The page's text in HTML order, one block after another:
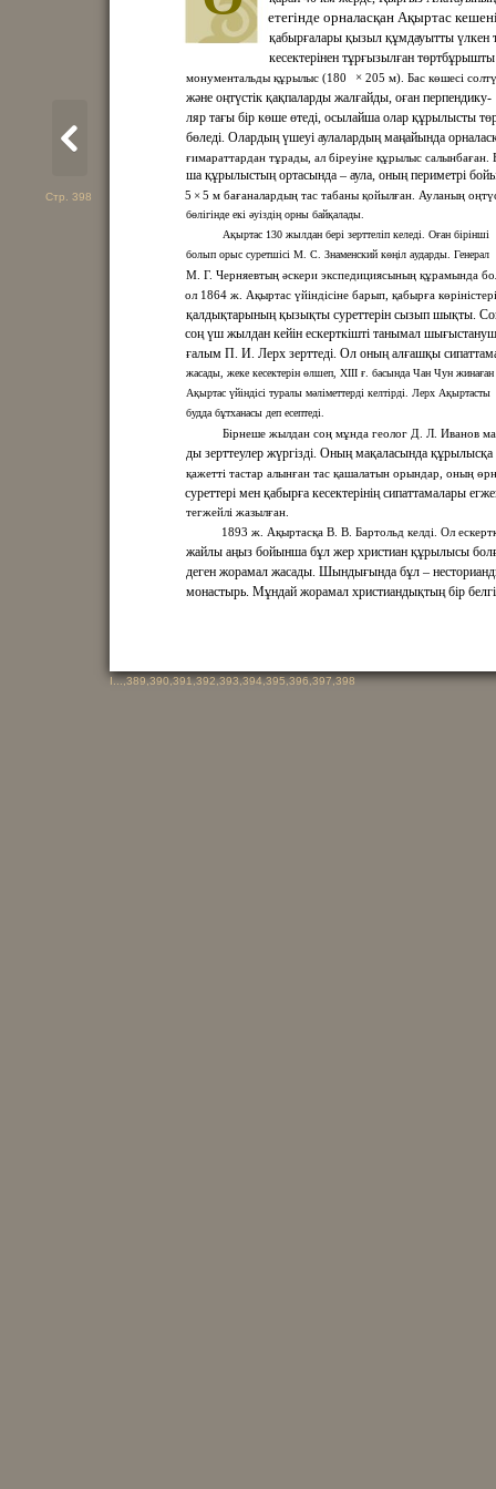
етегінде орналасқан Ақыртас
қабырғалары қызыл құмдауытты үлкен
кесектерінен тұрғызылған төртбұрышты
монументальды құрылыс (180 × 205 м). Бас көшесі
және оңтүстік қақпаларды жалғайды, оған перпендику-
ляр тағы бір көше өтеді, осылайша олар құрылысты
бөледі. Олардың үшеуі аулалардың маңайында
ғимараттардан тұрады, ал біреуіне құрылыс салынбаған.
ша құрылыстың ортасында – аула, оның периметрі
5 × 5 м бағаналардың тас табаны қойылған. Ауланың
бөлігінде екі әуіздің орны байқалады.
Ақыртас 130 жылдан бері зерттеліп келеді. Оған бірінші
болып орыс суретшісі М. С. Знаменский көңіл аударды. Генерал
М. Г. Черняевтың әскери экспедициясының құрамында
ол 1864 ж. Ақыртас үйіндісіне барып, қабырға
қалдықтарының қызықты суреттерін сызып шықты.
соң үш жылдан кейін ескерткішті танымал
ғалым П. И. Лерх зерттеді. Ол оның алғашқы
жасады, жеке кесектерін өлшеп, XIII ғ. басында Чан Чун жинаған
Ақыртас үйіндісі туралы мәліметтерді келтірді. Лерх Ақыртасты
будда бұтханасы деп есептеді.
Бірнеше жылдан соң мұнда геолог Д. Л. Иванов
ды зерттеулер жүргізді. Оның мақаласында құрылысқа
қажетті тастар алынған тас қашалатын орындар, оның
суреттері мен қабырға кесектерінің сипаттамалары
тегжейлі жазылған.
1893 ж. Ақыртасқа В. В. Бартольд келді. Ол
жайлы аңыз бойынша бұл жер христиан құрылысы
деген жорамал жасады. Шындығында бұл –
монастырь. Мұндай жорамал христиандықтың бір
Стр. 398
I...,389,390,391,392,393,394,395,396,397,398